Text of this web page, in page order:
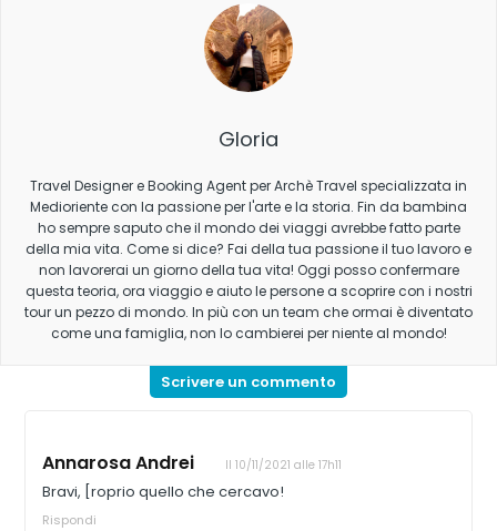
Gloria
Travel Designer e Booking Agent per Archè Travel specializzata in
Medioriente con la passione per l'arte e la storia. Fin da bambina
ho sempre saputo che il mondo dei viaggi avrebbe fatto parte
della mia vita. Come si dice? Fai della tua passione il tuo lavoro e
non lavorerai un giorno della tua vita! Oggi posso confermare
questa teoria, ora viaggio e aiuto le persone a scoprire con i nostri
tour un pezzo di mondo. In più con un team che ormai è diventato
come una famiglia, non lo cambierei per niente al mondo!
Scrivere un commento
Annarosa Andrei Il 10/11/2021 alle 17h11
Bravi, [roprio quello che cercavo!
Rispondi